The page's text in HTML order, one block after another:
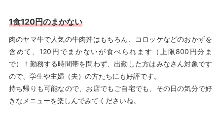
1食120円のまかない
肉のヤマ牛で人気の牛肉丼はもちろん、コロッケなどのおかずを
含めて、120円でまかないが食べられます（上限800円分ま
で）！勤務する時間帯を問わず、出勤した方はみなさん対象です
ので、学生や主婦（夫）の方たちにも好評です。
持ち帰りも可能なので、お店でもご自宅でも、その日の気分で好
きなメニューを楽しんでみてくださいね。